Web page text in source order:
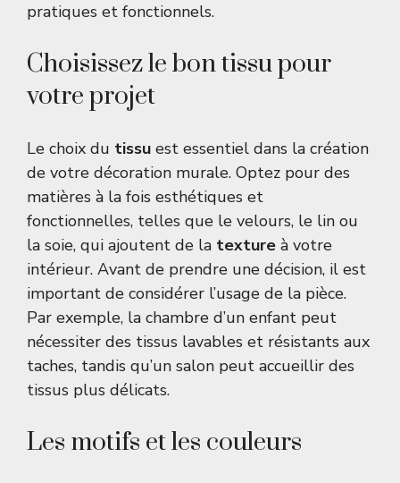
pratiques et fonctionnels.
Choisissez le bon tissu pour
votre projet
Le choix du tissu est essentiel dans la création
de votre décoration murale. Optez pour des
matières à la fois esthétiques et
fonctionnelles, telles que le velours, le lin ou
la soie, qui ajoutent de la texture à votre
intérieur. Avant de prendre une décision, il est
important de considérer l’usage de la pièce.
Par exemple, la chambre d’un enfant peut
nécessiter des tissus lavables et résistants aux
taches, tandis qu’un salon peut accueillir des
tissus plus délicats.
Les motifs et les couleurs